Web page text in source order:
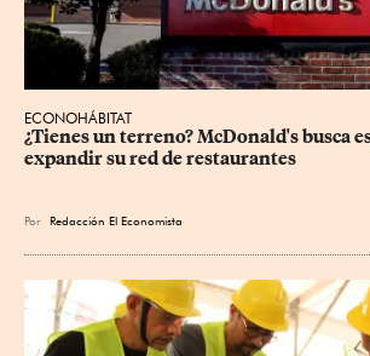
ECONOHÁBITAT
¿Tienes un terreno? McDonald's busca
expandir su red de restaurantes
Por Redacción El Economista